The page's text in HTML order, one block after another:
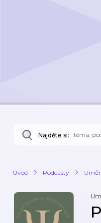
Najděte si:
Úvod Podcasty